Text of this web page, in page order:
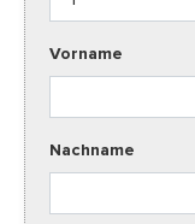
Vorname
Nachname